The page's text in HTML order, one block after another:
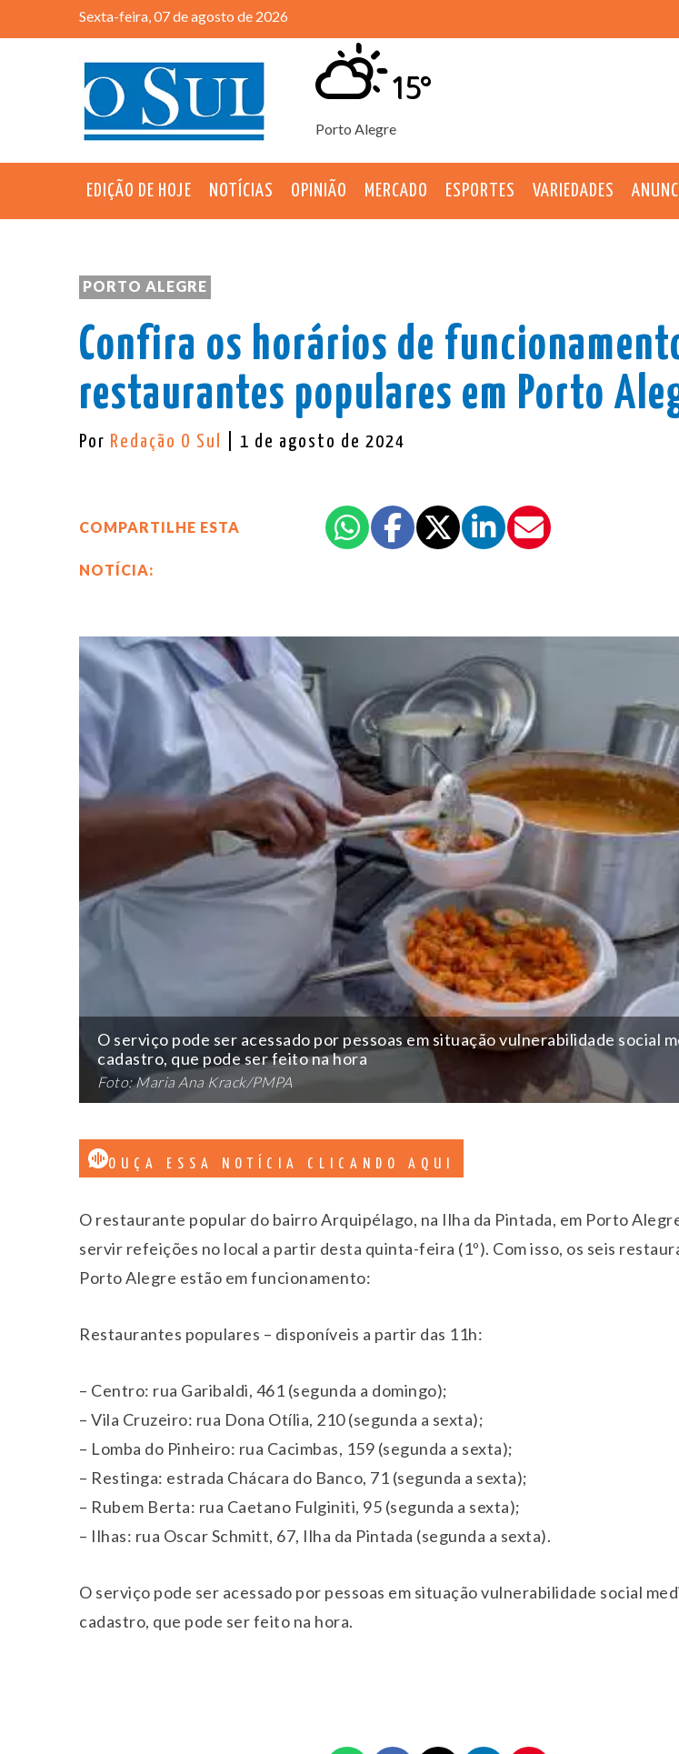
Sexta-feira, 07 de agosto de 2026
Porto Alegre
15°
EDIÇÃO DE HOJE NOTÍCIAS OPINIÃO MERCADO ESPORTES VARIEDADES
PORTO ALEGRE
Confira os horários de
restaurantes populares em Porto
Por Redação O Sul | 1 de agosto de 2024
COMPARTILHE ESTA
NOTÍCIA:
O serviço pode ser acessado por pessoas em situação vulnerabilidade social
cadastro, que pode ser feito na hora
Foto: Maria Ana Krack/PMPA
OUÇA ESSA NOTÍCIA CLICANDO AQUI
O restaurante popular do bairro Arquipélago, na Ilha da Pintada, em Porto
servir refeições no local a partir desta quinta-feira (1º). Com isso, os seis
Porto Alegre estão em funcionamento:
Restaurantes populares – disponíveis a partir das 11h:
– Centro: rua Garibaldi, 461 (segunda a domingo);
– Vila Cruzeiro: rua Dona Otília, 210 (segunda a sexta);
– Lomba do Pinheiro: rua Cacimbas, 159 (segunda a sexta);
– Restinga: estrada Chácara do Banco, 71 (segunda a sexta);
– Rubem Berta: rua Caetano Fulginiti, 95 (segunda a sexta);
– Ilhas: rua Oscar Schmitt, 67, Ilha da Pintada (segunda a sexta).
O serviço pode ser acessado por pessoas em situação vulnerabilidade social
cadastro, que pode ser feito na hora.